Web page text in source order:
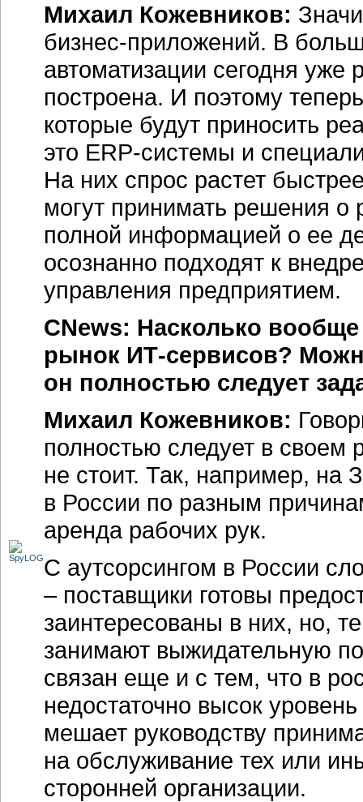
Михаил Кожевников:
бизнес-приложений. В
автоматизации сегодня
построена. И поэтому
которые будут приносить
это ERP-системы и
На них спрос растет
могут принимать решения о
полной информацией о ее
осознанно подходят к
управления предприятием.
CNews: Насколько
рынок ИТ-сервисов?
он полностью следует
Михаил Кожевников:
полностью следует в своем
не стоит. Так, например, на
в России по разным
аренда рабочих рук.
С аутсорсингом в России
– поставщики готовы
заинтересованы в них, но,
занимают выжидательную
связан еще и с тем, что в
недостаточно высок
мешает руководству
на обслуживание тех или
сторонней организации.